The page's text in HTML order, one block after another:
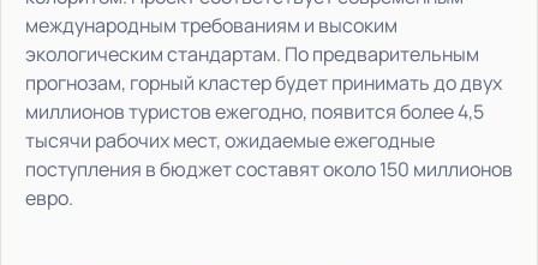
международным требованиям и высоким
экологическим стандартам. По предварительным
прогнозам, горный кластер будет принимать до двух
миллионов туристов ежегодно, появится более 4,5
тысячи рабочих мест, ожидаемые ежегодные
поступления в бюджет составят около 150 миллионов
евро.